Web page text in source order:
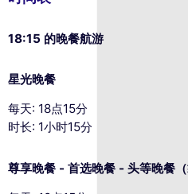
18:15 的晚餐航游
星光晚餐
每天: 18点15分
时长: 1小时15分
尊享晚餐 - 首选晚餐 - 头等晚餐